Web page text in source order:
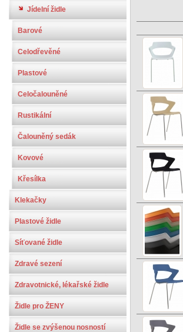
Jídelní židle
Barové
Celodřevěné
Plastové
Celočalouněné
Rustikální
Čalouněný sedák
Kovové
Křesílka
Klekačky
Plastové židle
Síťované židle
Zdravé sezení
Zdravotnické, lékařské židle
Židle pro ŽENY
Židle se zvýšenou nosností